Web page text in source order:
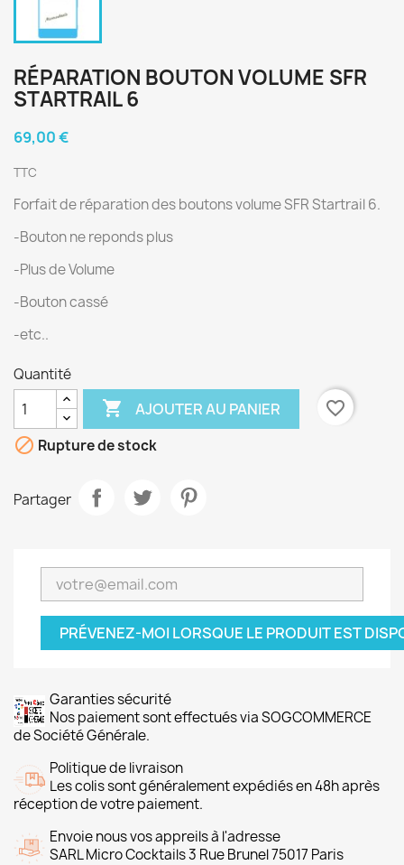
RÉPARATION BOUTON VOLUME SFR
STARTRAIL 6
69,00 €
TTC
Forfait de réparation des boutons volume SFR Startrail 6.
-Bouton ne reponds plus
-Plus de Volume
-Bouton cassé
-etc..
Quantité
 AJOUTER AU PANIER
favorite_border
 Rupture de stock
Partager
PRÉVENEZ-MOI LORSQUE LE PRODUIT EST
Garanties sécurité
Nos paiement sont effectués via SOGCOMMERCE
de Société Générale.
Politique de livraison
Les colis sont généralement expédiés en 48h après
réception de votre paiement.
Envoie nous vos appreils à l'adresse
SARL Micro Cocktails 3 Rue Brunel 75017 Paris